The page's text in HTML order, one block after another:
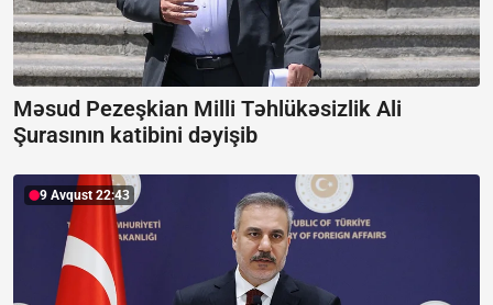
Məsud Pezeşkian Milli Təhlükəsizlik Ali
Şurasının katibini dəyişib
9 Avqust 22:43